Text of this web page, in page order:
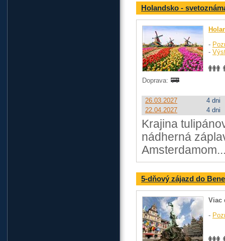
Holandsko -
-
-
Doprava:
26.03.2027
4 dni
22.04.2027
4 dni
Krajina
nádherná
5-dňový zájazd do
Viac
-